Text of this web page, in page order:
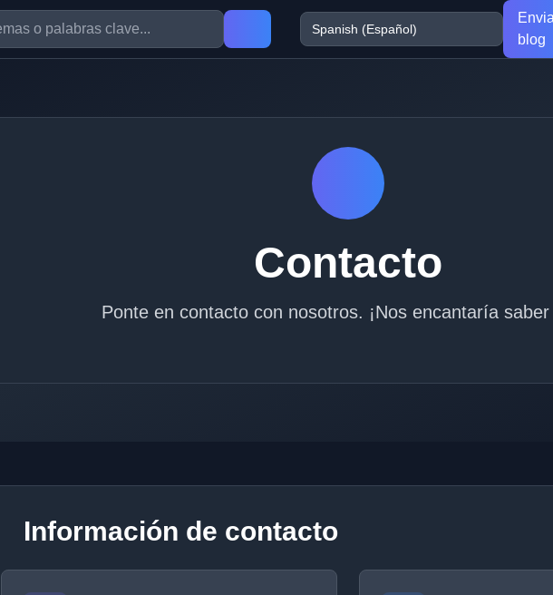
blog
Contacto
Ponte en contacto con nosotros. ¡Nos encantaría saber
Información de contacto